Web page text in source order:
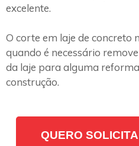
excelente.
O corte em laje de concreto
quando é necessário
da laje para alguma
construção.
QUERO